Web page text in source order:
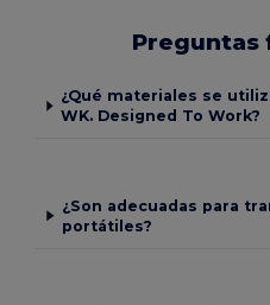
Preguntas
¿Qué materiales se
WK. Designed To Work?
¿Son adecuadas para
portátiles?